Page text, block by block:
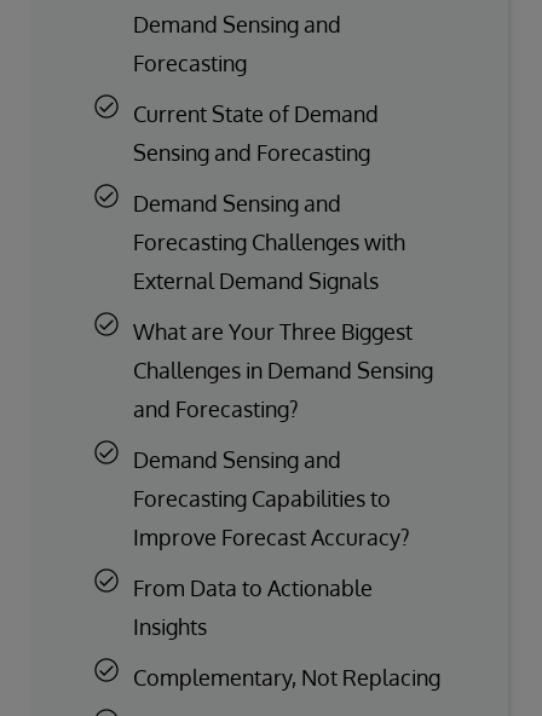
Demand Sensing and
Forecasting
Current State of Demand
Sensing and Forecasting
Demand Sensing and
Forecasting Challenges with
External Demand Signals
What are Your Three Biggest
Challenges in Demand Sensing
and Forecasting?
Demand Sensing and
Forecasting Capabilities to
Improve Forecast Accuracy?
From Data to Actionable
Insights
Complementary, Not Replacing